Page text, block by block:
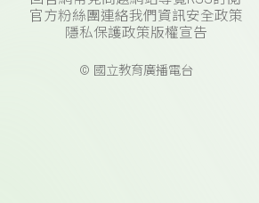
官方粉絲團連絡我們 資訊安全政策
隱私保護政策版權宣告
© 國立教育廣播電台